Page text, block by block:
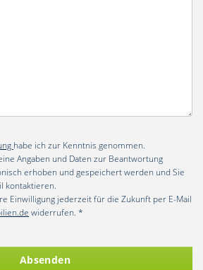
habe ich zur Kenntnis genommen.
Angaben und Daten zur Beantwortung
erhoben und gespeichert werden und Sie
kontaktieren.
Einwilligung jederzeit für die Zukunft per E-Mail
widerrufen. *
Absenden